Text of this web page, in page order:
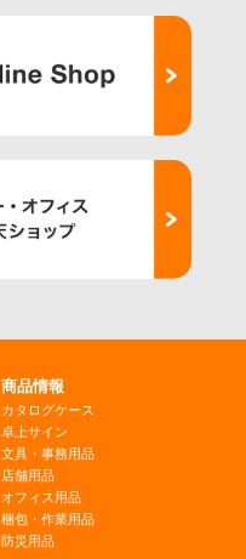
商品情報
カタログケース
卓上サイン
文具・事務用品
店舗用品
オフィス用品
梱包・作業用品
防災用品